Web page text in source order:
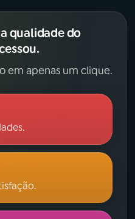
qualidade do
em apenas um clique.